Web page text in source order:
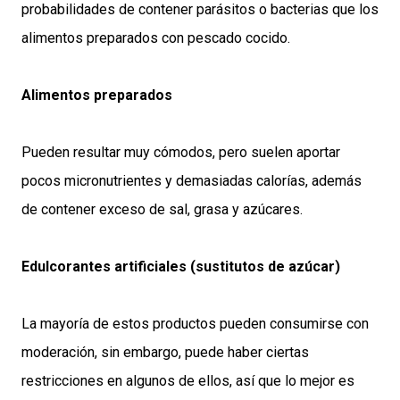
probabilidades de contener parásitos o bacterias que los
alimentos preparados con pescado cocido.
Alimentos preparados
Pueden resultar muy cómodos, pero suelen aportar
pocos micronutrientes y demasiadas calorías, además
de contener exceso de sal, grasa y azúcares.
Edulcorantes artificiales (sustitutos de azúcar)
La mayoría de estos productos pueden consumirse con
moderación, sin embargo, puede haber ciertas
restricciones en algunos de ellos, así que lo mejor es